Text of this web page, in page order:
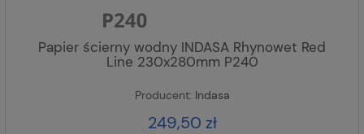
Papier ścierny wodny INDASA Rhynowet Red
Line 230x280mm P240
Producent: Indasa
249,50 zł